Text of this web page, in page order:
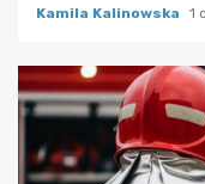
Kamila Kalinowska 1